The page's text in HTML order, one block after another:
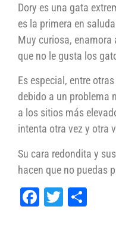
Dory es una gata
es la primera en
Muy curiosa,
que no le gusta los
Es especial, entre
debido a un problema
a los sitios más
intenta otra vez y otra
Su cara redondita y
hacen que no puedas
Facebook
Twitter